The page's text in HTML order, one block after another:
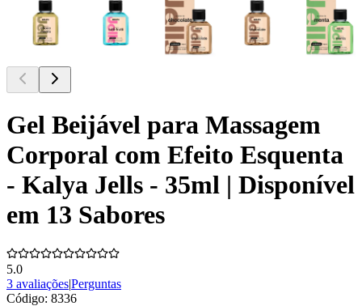
Gel Beijável para Massagem
Corporal com Efeito Esquenta
- Kalya Jells - 35ml | Disponível
em 13 Sabores
5.0
3 avaliações|Perguntas
Código: 8336